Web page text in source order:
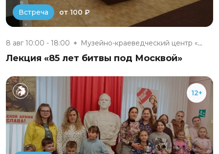
Встреча от 100 ₽
8 авг 10:00 - 18:00 Музейно-краеведческий центр «Д...
Лекция «85 лет битвы под Москвой»
12+